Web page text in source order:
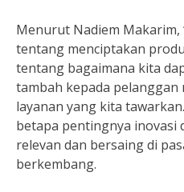
Menurut Nadiem Makarim,
tentang menciptakan
tentang bagaimana kita
tambah kepada
layanan yang kita
betapa pentingnya inovasi
relevan dan bersaing di
berkembang.